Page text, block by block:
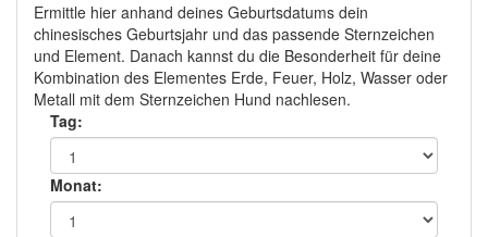
Ermittle hier anhand deines Geburtsdatums dein
chinesisches Geburtsjahr und das passende Sternzeichen
und Element. Danach kannst du die Besonderheit für deine
Kombination des Elementes Erde, Feuer, Holz, Wasser oder
Metall mit dem Sternzeichen Hund nachlesen.
Tag:
Monat: